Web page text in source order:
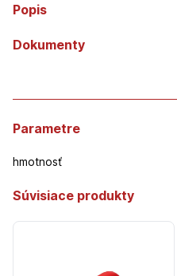
Popis
Dokumenty
Parametre
hmotnosť
Súvisiace produkty